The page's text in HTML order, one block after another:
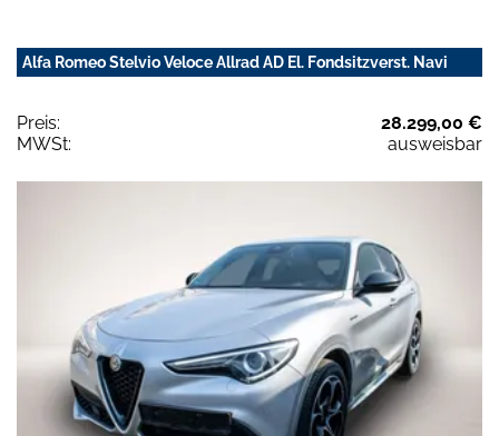
Alfa Romeo Stelvio Veloce Allrad AD El. Fondsitzverst. Navi
Preis:
28.299,00 €
MWSt:
ausweisbar